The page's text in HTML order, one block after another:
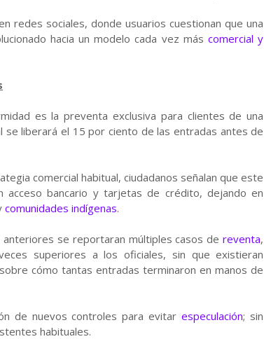
redes sociales, donde usuarios cuestionan que una
hacia un modelo cada vez máscomercial y
es la preventa exclusiva para clientes de una
se liberará el 15 por ciento de las entradas antes de
comercial habitual, ciudadanos señalan que este
acceso bancario y tarjetas de crédito, dejando en
comunidades indígenas.
anteriores se reportaran múltiples casos dereventa,
superiores a los oficiales, sin que existieran
cómo tantas entradas terminaron en manos de
de nuevos controles para evitarespeculación; sin
habituales.